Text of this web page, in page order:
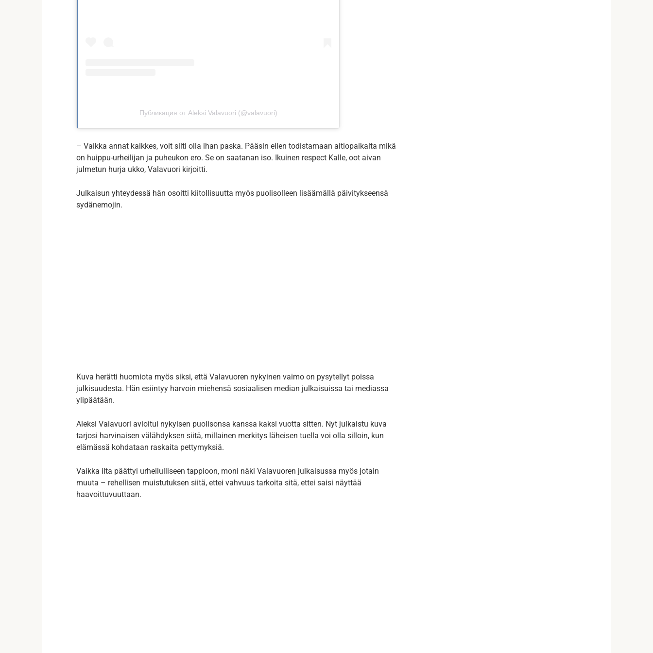
Публикация от Aleksi Valavuori (@valavuori)
– Vaikka annat kaikkes, voit silti olla ihan paska. Pääsin eilen todistamaan aitiopaikalta mikä
on huippu-urheilijan ja puheukon ero. Se on saatanan iso. Ikuinen respect Kalle, oot aivan
julmetun hurja ukko, Valavuori kirjoitti.
Julkaisun yhteydessä hän osoitti kiitollisuutta myös puolisolleen lisäämällä päivitykseensä
sydänemojin.
Kuva herätti huomiota myös siksi, että Valavuoren nykyinen vaimo on pysytellyt poissa
julkisuudesta. Hän esiintyy harvoin miehensä sosiaalisen median julkaisuissa tai mediassa
ylipäätään.
Aleksi Valavuori avioitui nykyisen puolisonsa kanssa kaksi vuotta sitten. Nyt julkaistu kuva
tarjosi harvinaisen välähdyksen siitä, millainen merkitys läheisen tuella voi olla silloin, kun
elämässä kohdataan raskaita pettymyksiä.
Vaikka ilta päättyi urheilulliseen tappioon, moni näki Valavuoren julkaisussa myös jotain
muuta – rehellisen muistutuksen siitä, ettei vahvuus tarkoita sitä, ettei saisi näyttää
haavoittuvuuttaan.